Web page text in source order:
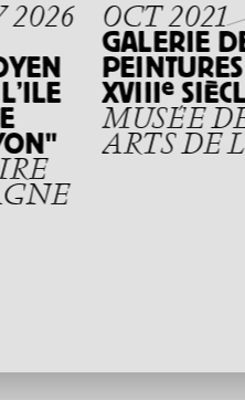
2026 OCT 2021
GALERIE
XVIIIe
MUSÉE
ARTS DE